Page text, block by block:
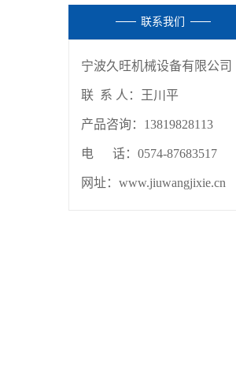
联系我们
宁波久旺机械设备有限公司
联 系 人： 王川平
产品咨询：13819828113
电 话：0574-87683517
网址：www.jiuwangjixie.cn